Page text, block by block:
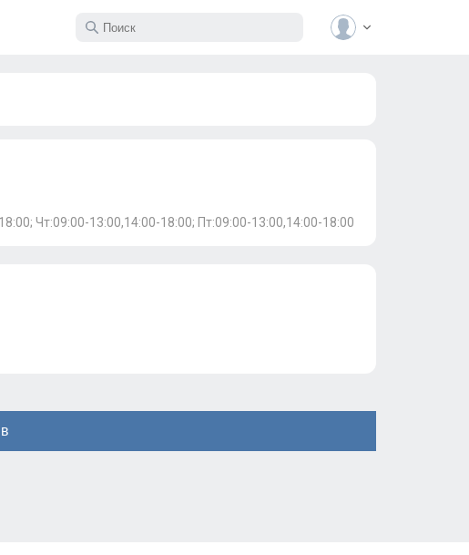
Чт:09:00-13:00,14:00-18:00; Пт:09:00-13:00,14:00-18:00